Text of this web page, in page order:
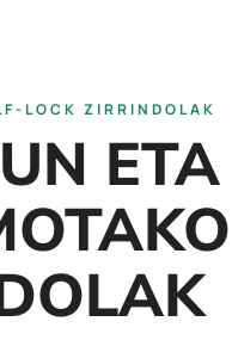
LOCK ZIRRINDOLAK